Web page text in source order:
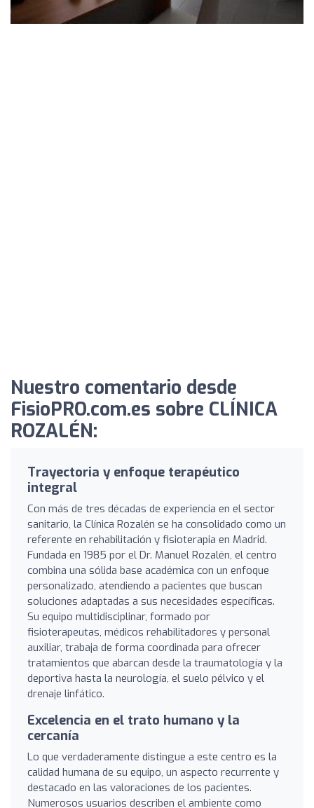
Nuestro comentario desde
FisioPRO.com.es sobre CLÍNICA
ROZALÉN:
Trayectoria y enfoque terapéutico
integral
Con más de tres décadas de experiencia en el sector
sanitario, la Clínica Rozalén se ha consolidado como un
referente en rehabilitación y fisioterapia en Madrid.
Fundada en 1985 por el Dr. Manuel Rozalén, el centro
combina una sólida base académica con un enfoque
personalizado, atendiendo a pacientes que buscan
soluciones adaptadas a sus necesidades específicas.
Su equipo multidisciplinar, formado por
fisioterapeutas, médicos rehabilitadores y personal
auxiliar, trabaja de forma coordinada para ofrecer
tratamientos que abarcan desde la traumatología y la
deportiva hasta la neurología, el suelo pélvico y el
drenaje linfático.
Excelencia en el trato humano y la
cercanía
Lo que verdaderamente distingue a este centro es la
calidad humana de su equipo, un aspecto recurrente y
destacado en las valoraciones de los pacientes.
Numerosos usuarios describen el ambiente como